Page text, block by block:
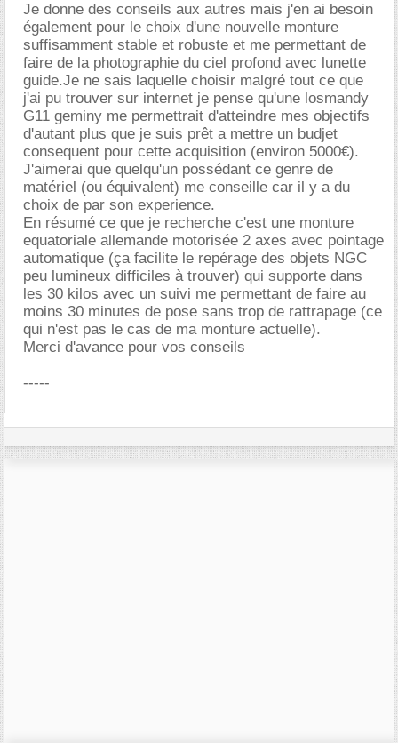
Je donne des conseils aux autres mais j'en ai besoin
également pour le choix d'une nouvelle monture
suffisamment stable et robuste et me permettant de
faire de la photographie du ciel profond avec lunette
guide.Je ne sais laquelle choisir malgré tout ce que
j'ai pu trouver sur internet je pense qu'une losmandy
G11 geminy me permettrait d'atteindre mes objectifs
d'autant plus que je suis prêt a mettre un budjet
consequent pour cette acquisition (environ 5000€).
J'aimerai que quelqu'un possédant ce genre de
matériel (ou équivalent) me conseille car il y a du
choix de par son experience.
En résumé ce que je recherche c'est une monture
equatoriale allemande motorisée 2 axes avec pointage
automatique (ça facilite le repérage des objets NGC
peu lumineux difficiles à trouver) qui supporte dans
les 30 kilos avec un suivi me permettant de faire au
moins 30 minutes de pose sans trop de rattrapage (ce
qui n'est pas le cas de ma monture actuelle).
Merci d'avance pour vos conseils
-----